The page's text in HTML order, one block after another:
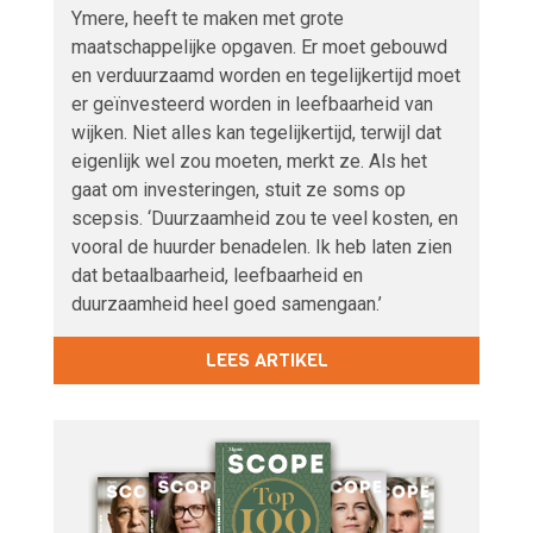
Ymere, heeft te maken met grote
maatschappelijke opgaven. Er moet gebouwd
en verduurzaamd worden en tegelijkertijd moet
er geïnvesteerd worden in leefbaarheid van
wijken. Niet alles kan tegelijkertijd, terwijl dat
eigenlijk wel zou moeten, merkt ze. Als het
gaat om investeringen, stuit ze soms op
scepsis. ‘Duurzaamheid zou te veel kosten, en
vooral de huurder benadelen. Ik heb laten zien
dat betaalbaarheid, leefbaarheid en
duurzaamheid heel goed samengaan.’
LEES ARTIKEL